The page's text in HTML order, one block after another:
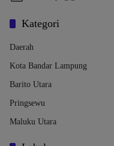
Kategori
Daerah
Kota Bandar Lampung
Barito Utara
Pringsewu
Maluku Utara